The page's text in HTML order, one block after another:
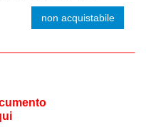
non acquistabile